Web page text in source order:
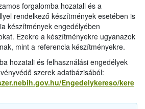
forgalomba hozatali és a
rendelkező készítmények esetében is
készítmények engedélyében
Ezekre a készítményekre ugyanazok
mint a referencia készítményekre.
hozatali és felhasználási engedélyek
szerek adatbázisából:
Engedelykereso/kere